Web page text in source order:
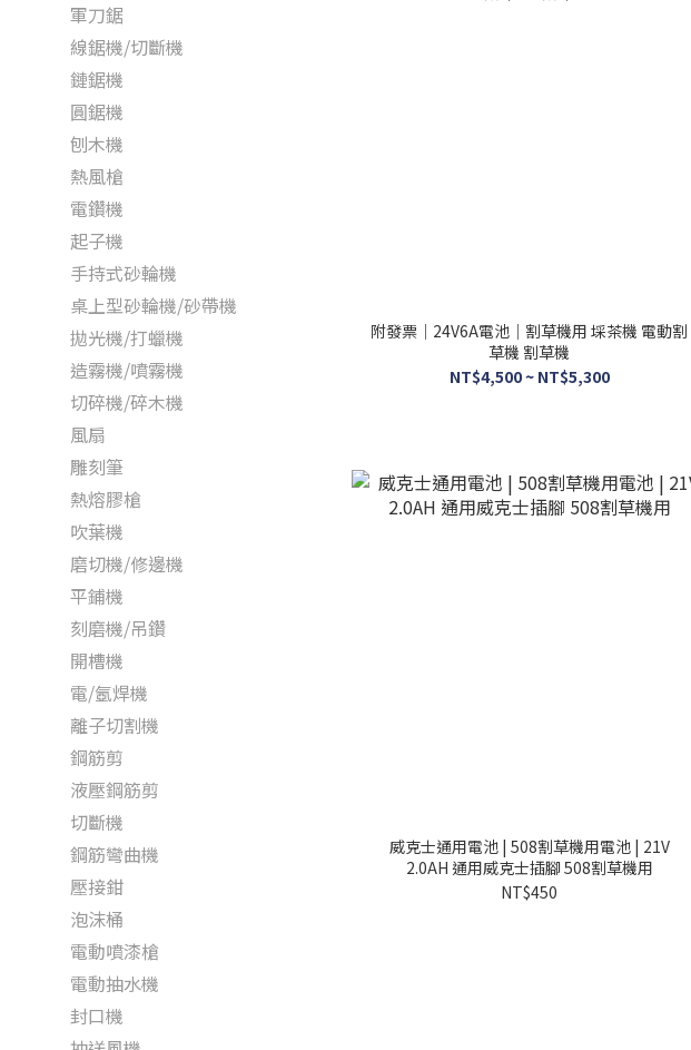
軍刀鋸
線鋸機/切斷機
鏈鋸機
圓鋸機
刨木機
熱風槍
電鑽機
起子機
手持式砂輪機
桌上型砂輪機/砂帶機
拋光機/打蠟機
造霧機/噴霧機
切碎機/碎木機
風扇
雕刻筆
熱熔膠槍
吹葉機
磨切機/修邊機
平鋪機
刻磨機/吊鑽
開槽機
電/氬焊機
離子切割機
鋼筋剪
液壓鋼筋剪
切斷機
鋼筋彎曲機
壓接鉗
泡沫桶
電動噴漆槍
電動抽水機
封口機
附發票｜24V6A電池｜割草機用 埰茶機 電動割
草機 割草機
NT$4,500 ~ NT$5,300
威克士通用電池 | 508割草機用電池 | 21V
2.0AH 通用威克士插腳 508割草機用
NT$450